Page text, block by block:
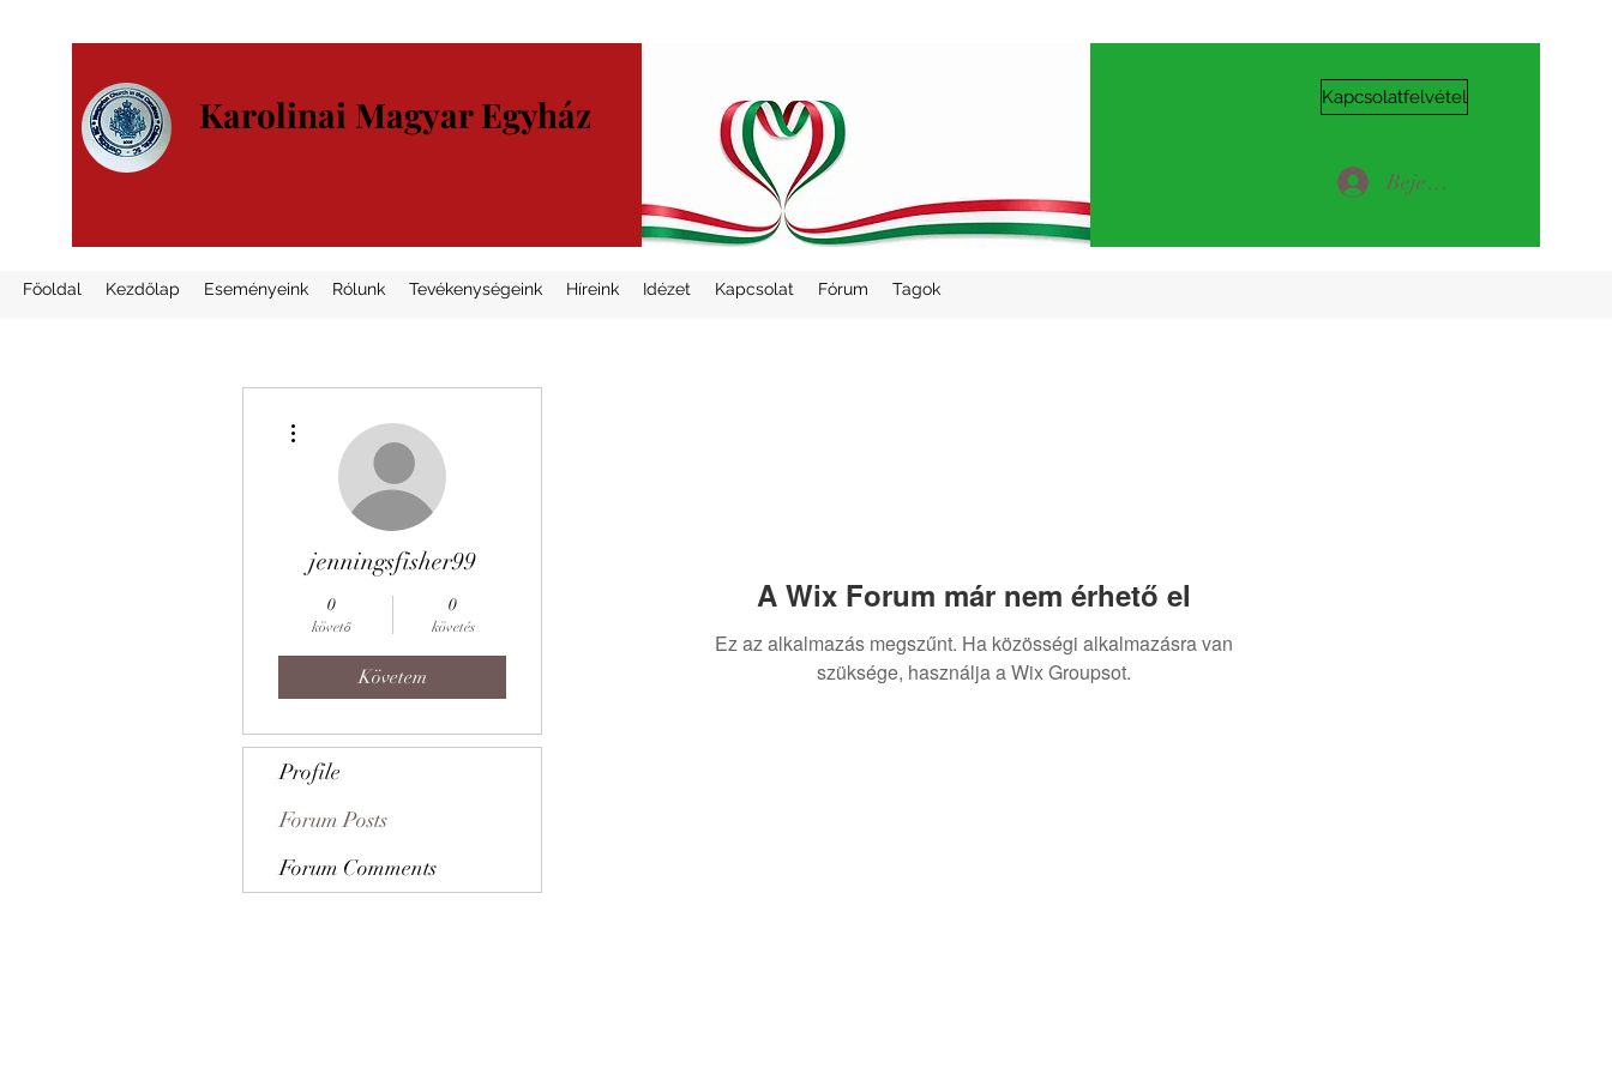
Karolinai Magyar Egyház Kapcsolatfelvétel
Bejelentkezés
Főoldal Kezdőlap Eseményeink Rólunk Tevékenységeink Híreink Idézet Kapcsolat Fórum Tagok
A Wix Forum már nem érhető el
Ez az alkalmazás megszűnt. Ha közösségi alkalmazásra van
szüksége, használja a Wix Groupsot.
jenningsfisher99
0
követő
0
követés
Követem
Profile
Forum Posts
Forum Comments